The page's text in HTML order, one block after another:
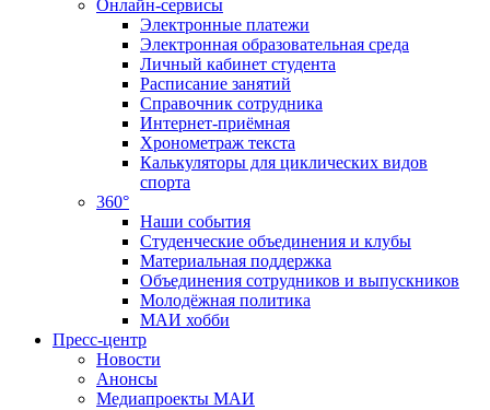
Онлайн-сервисы
Электронные платежи
Электронная образовательная среда
Личный кабинет студента
Расписание занятий
Справочник сотрудника
Интернет-приёмная
Хронометраж текста
Калькуляторы для циклических видов
спорта
360°
Наши события
Студенческие объединения и клубы
Материальная поддержка
Объединения сотрудников и выпускников
Молодёжная политика
МАИ хобби
Пресс-центр
Новости
Анонсы
Медиапроекты МАИ